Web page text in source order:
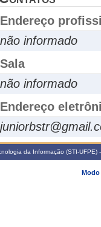
Endereço
não informado
Sala
não informado
Endereço
da Informação (STI-
Modo